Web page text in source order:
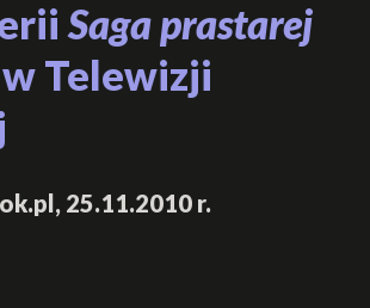
Saga prastarej
w Telewizji
25.11.2010 r.